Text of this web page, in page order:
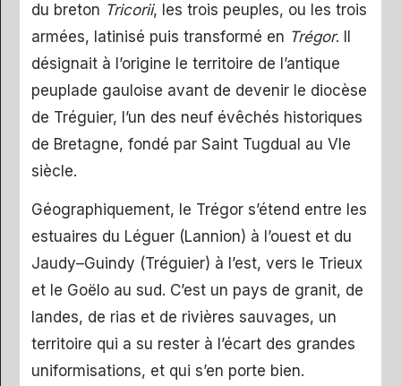
du breton Tricorii, les trois peuples, ou les trois
armées, latinisé puis transformé en Trégor. Il
désignait à l’origine le territoire de l’antique
peuplade gauloise avant de devenir le diocèse
de Tréguier, l’un des neuf évêchés historiques
de Bretagne, fondé par Saint Tugdual au VIe
siècle.
Géographiquement, le Trégor s’étend entre les
estuaires du Léguer (Lannion) à l’ouest et du
Jaudy–Guindy (Tréguier) à l’est, vers le Trieux
et le Goëlo au sud. C’est un pays de granit, de
landes, de rias et de rivières sauvages, un
territoire qui a su rester à l’écart des grandes
uniformisations, et qui s’en porte bien.